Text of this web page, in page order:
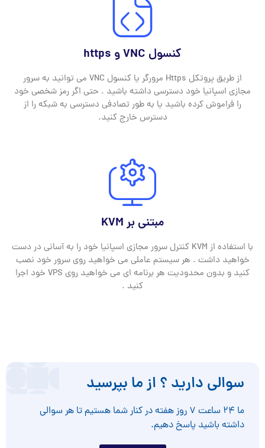
کنسول VNC و https
از طریق پروتکل Https مرورگر یا کنسول VNC می توانید به سرور
مجازی اسپانیا خود دسترسی داشته باشید . حتی اگر رمز شخصی خود
را فراموش کرده باشید یا به طور تصادفی دسترسی به شبکه را از
دسترس خارج کنید.
مبتنی بر KVM
با استفاده از KVM کنترل سرور مجازی اسپانیا خود را به آسانی در دست
خواهید داشت . هر سیستم عاملی می خواهید روی سرور خود نصب
کنید و بدون محدودیت هر برنامه ای می خواهید روی VPS خود اجرا
کنید .
سوالی دارید ؟ از ما بپرسید
ما ۲۴ ساعت ۷ روز هفته در کنار شما هستیم تا هر سوالی
داشته باشید پاسخ دهیم.